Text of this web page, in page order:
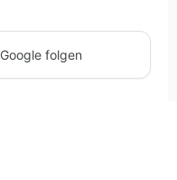
folgen